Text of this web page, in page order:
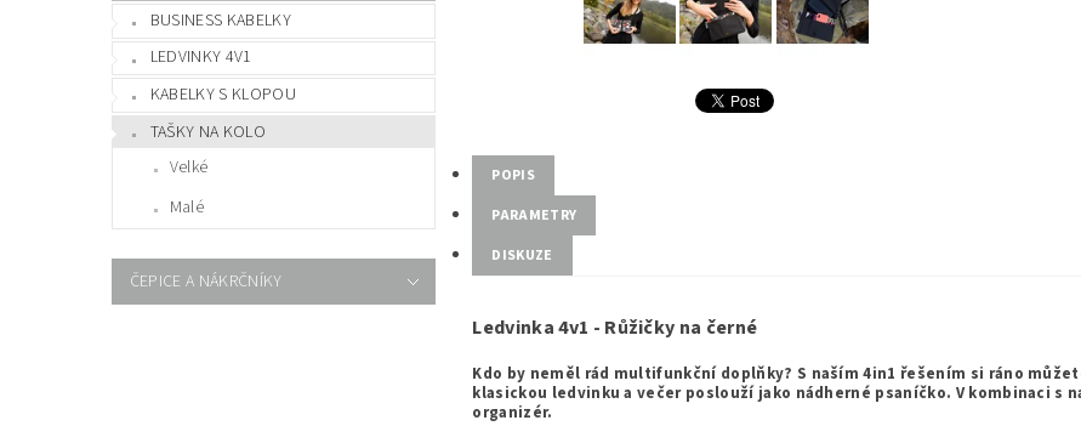
BUSINESS KABELKY
LEDVINKY 4V1
KABELKY S KLOPOU
TAŠKY NA KOLO
Velké
Malé
ČEPICE A NÁKRČNÍKY
POPIS
PARAMETRY
DISKUZE
Ledvinka 4v1 - Růžičky na černé
Kdo by neměl rád multifunkční doplňky? S naším 4in1 řešením si ráno
klasickou ledvinku a večer poslouží jako nádherné psaníčko. V kombinaci
organizér.